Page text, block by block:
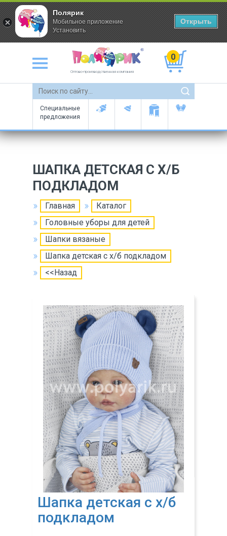
Оптово-производственная компания
0
Специальные
предложения
ШАПКА ДЕТСКАЯ С Х/Б
ПОДКЛАДОМ
Главная
Каталог
Головные уборы для детей
Шапки вязаные
Шапка детская с х/б подкладом
<<Назад
Шапка детская с х/б
подкладом
Полярик
Мобильное приложение
Установить
Открыть